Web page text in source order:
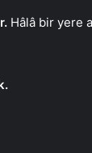
Hâlâ bir yere